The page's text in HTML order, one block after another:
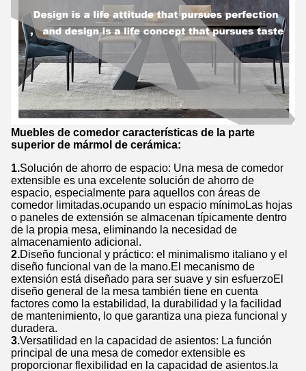
Muebles de comedor características de la parte
superior de mármol de cerámica:
1.Solución de ahorro de espacio: Una mesa de comedor
extensible es una excelente solución de ahorro de
espacio, especialmente para aquellos con áreas de
comedor limitadas.ocupando un espacio mínimoLas hojas
o paneles de extensión se almacenan típicamente dentro
de la propia mesa, eliminando la necesidad de
almacenamiento adicional.
2.Diseño funcional y práctico: el minimalismo italiano y el
diseño funcional van de la mano.El mecanismo de
extensión está diseñado para ser suave y sin esfuerzoEl
diseño general de la mesa también tiene en cuenta
factores como la estabilidad, la durabilidad y la facilidad
de mantenimiento, lo que garantiza una pieza funcional y
duradera.
3.Versatilidad en la capacidad de asientos: La función
principal de una mesa de comedor extensible es
proporcionar flexibilidad en la capacidad de asientos.la